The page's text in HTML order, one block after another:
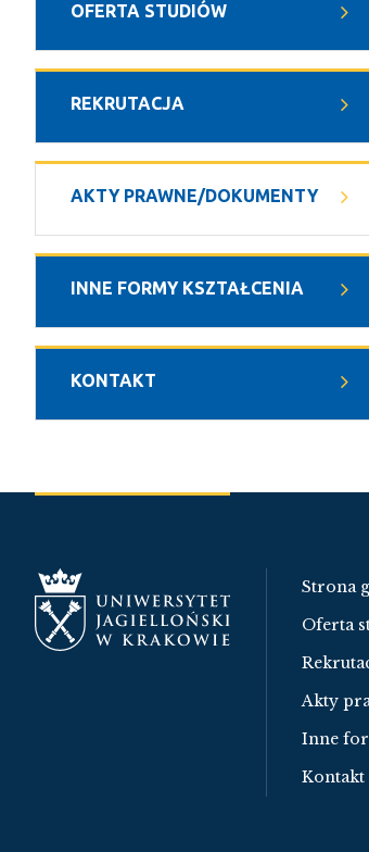
OFERTA STUDIÓW
REKRUTACJA
AKTY PRAWNE/DOKUMENTY
INNE FORMY KSZTAŁCENIA
KONTAKT
Strona
Oferta
Akty
Inne
Kontakt